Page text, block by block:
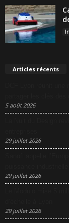
Articles récents
5 août 2026
29 juillet 2026
29 juillet 2026
29 juillet 2026